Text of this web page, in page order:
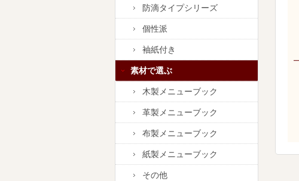
防滴タイプシリーズ
個性派
袖紙付き
素材で選ぶ
木製メニューブック
革製メニューブック
布製メニューブック
紙製メニューブック
その他